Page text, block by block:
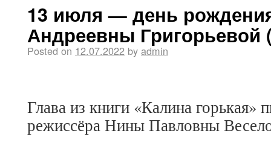
13 июля — день
Андреевны Григорьевой
Posted on 12.07.2022 by admin
Глава из книги «Калина горькая»
режиссёра Нины Павловны